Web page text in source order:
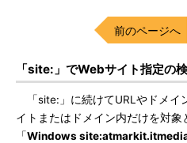
前のページへ
「site:」でWebサイト指定の
「site:」に続けてURLやドメイ
イトまたはドメイン内だけを対
「Windows